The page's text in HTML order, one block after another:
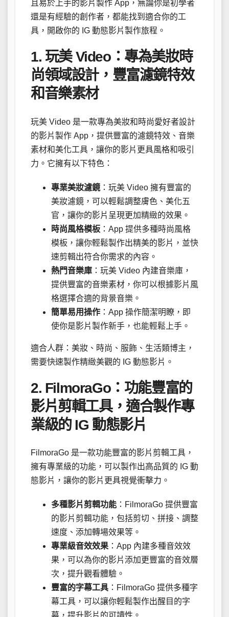
且易於上手的影片製作 App，無論你是初學者
還是有經驗的創作者，都能找到適合你的工
具，開啟你的 IG 動態影片製作旅程。
1. 玩美 Video：專為美妝時
尚領域設計，豐富濾鏡特效
和音樂素材
玩美 Video 是一款專為美妝和時尚愛好者設計
的影片製作 App，提供豐富的濾鏡特效、音樂
素材和美化工具，讓你的影片更具風格和吸引
力。它擁有以下特色：
專業美妝濾鏡 ：玩美 Video 擁有豐富的
美妝濾鏡，可以輕鬆調整膚色、美化五
官，讓你的影片呈現更加精緻的效果。
時尚風格模板 ：App 提供多種時尚風格
模板，讓你輕鬆製作出精美的影片，並快
速剪輯出符合你需求的內容。
熱門音樂庫 ：玩美 Video 內建音樂庫，
提供豐富的音樂素材，你可以根據影片風
格選擇合適的背景音樂。
簡單易用操作 ：App 操作簡潔明瞭，即
使你是影片製作新手，也能輕鬆上手。
適合人群：美妝、時尚、服飾、生活類博主，
需要快速製作精緻美觀的 IG 動態影片。
2. FilmoraGo：功能豐富的
影片剪輯工具，適合製作專
業級的 IG 動態影片
FilmoraGo 是一款功能豐富的影片剪輯工具，
擁有專業級的功能，可以製作出高品質的 IG 動
態影片，讓你的影片更具視覺衝擊力。
多種影片剪輯功能 ：FilmoraGo 提供豐富
的影片剪輯功能，包括剪切、拼接、調整
速度、添加轉場效果等。
專業級音效效果 ：App 內建多種音效效
果，可以為你的影片添加更豐富的音效層
次，提升觀看體驗。
豐富的字幕工具 ：FilmoraGo 提供多種字
幕工具，可以讓你輕鬆製作出醒目的字